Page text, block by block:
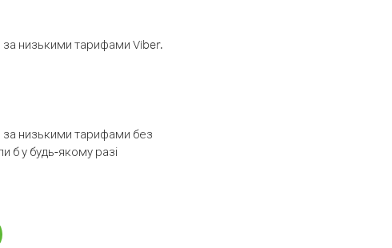
за низькими тарифами Viber.
за низькими тарифами без
б у будь-якому разі